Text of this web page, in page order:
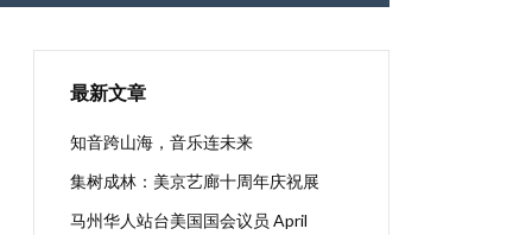
最新文章
知音跨山海，音乐连未来
集树成林：美京艺廊十周年庆祝展
马州华人站台美国国会议员 April